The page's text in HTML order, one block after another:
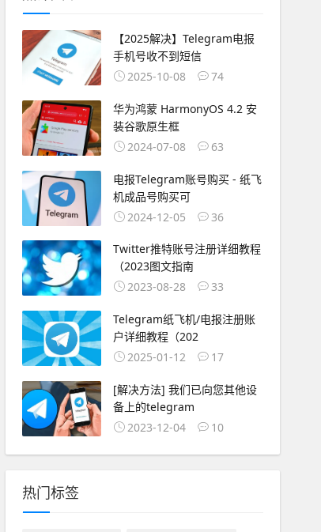
【2025解决】Telegram电报
手机号收不到短信
2025-10-08
74
华为鸿蒙 HarmonyOS 4.2 安
装谷歌原生框
2024-07-08
63
电报Telegram账号购买 - 纸飞
机成品号购买可
2024-12-05
36
Twitter推特账号注册详细教程
（2023图文指南
2023-08-28
33
Telegram纸飞机/电报注册账
户详细教程（202
2025-01-12
17
[解决方法] 我们已向您其他设
备上的telegram
2023-12-04
10
热门标签